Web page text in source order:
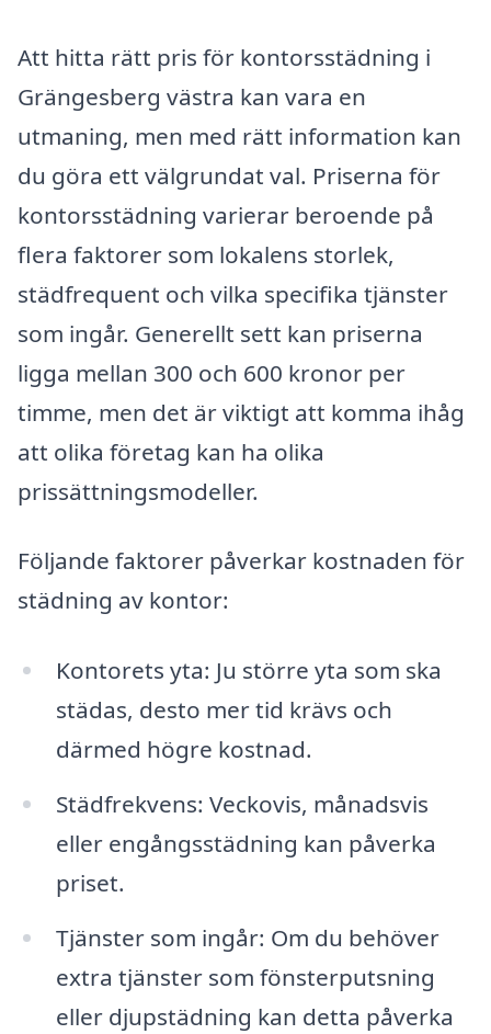
Att hitta rätt pris för kontorsstädning i
Grängesberg västra kan vara en
utmaning, men med rätt information kan
du göra ett välgrundat val. Priserna för
kontorsstädning varierar beroende på
flera faktorer som lokalens storlek,
städfrequent och vilka specifika tjänster
som ingår. Generellt sett kan priserna
ligga mellan 300 och 600 kronor per
timme, men det är viktigt att komma ihåg
att olika företag kan ha olika
prissättningsmodeller.
Följande faktorer påverkar kostnaden för
städning av kontor:
Kontorets yta: Ju större yta som ska
städas, desto mer tid krävs och
därmed högre kostnad.
Städfrekvens: Veckovis, månadsvis
eller engångsstädning kan påverka
priset.
Tjänster som ingår: Om du behöver
extra tjänster som fönsterputsning
eller djupstädning kan detta påverka